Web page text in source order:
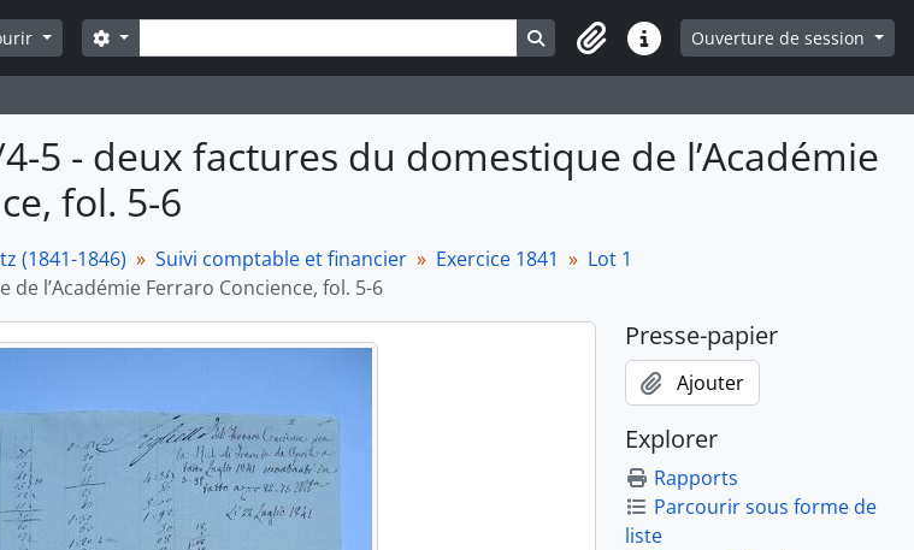
Rechercher
Search options Search in browse page
Liens rapidesOuverture de session
5 - deux factures du domestique de l’Académie
fol. 5-6
(1841-1846) Suivi comptable et financier Exercice 1841
Lot 1
l’Académie Ferraro Concience, fol. 5-6
Presse-papier
Ajouter
Explorer
Rapports
Parcourir sous forme de
liste